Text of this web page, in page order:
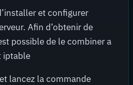
et configurer
Afin d’obtenir de
possible de le combiner a
iptable
lancez la commande